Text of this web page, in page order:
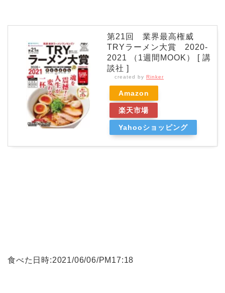
第21回 業界最高権威
TRYラーメン大賞 2020-
2021 （1週間MOOK） [ 講
談社 ]
created by Rinker
Amazon
楽天市場
Yahooショッピング
食べた日時:2021/06/06/PM17:18